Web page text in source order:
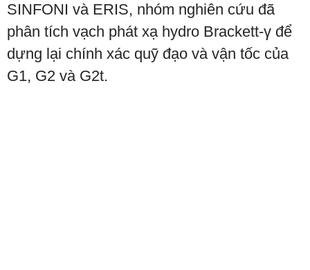
SINFONI và ERIS, nhóm nghiên cứu đã
phân tích vạch phát xạ hydro Brackett-γ để
dựng lại chính xác quỹ đạo và vận tốc của
G1, G2 và G2t.